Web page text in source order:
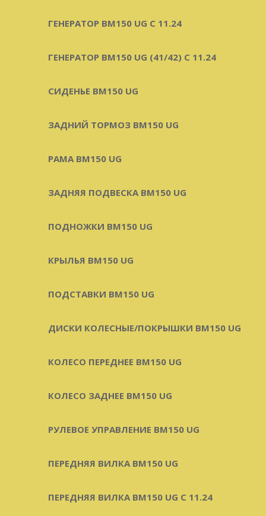
ГЕНЕРАТОР BM150 UG С 11.24
ГЕНЕРАТОР BM150 UG (41/42) С 11.24
СИДЕНЬЕ BM150 UG
ЗАДНИЙ ТОРМОЗ BM150 UG
РАМА BM150 UG
ЗАДНЯЯ ПОДВЕСКА BM150 UG
ПОДНОЖКИ BM150 UG
КРЫЛЬЯ BM150 UG
ПОДСТАВКИ BM150 UG
ДИСКИ КОЛЕСНЫЕ/ПОКРЫШКИ BM150 UG
КОЛЕСО ПЕРЕДНЕЕ BM150 UG
КОЛЕСО ЗАДНЕЕ BM150 UG
РУЛЕВОЕ УПРАВЛЕНИЕ BM150 UG
ПЕРЕДНЯЯ ВИЛКА BM150 UG
ПЕРЕДНЯЯ ВИЛКА BM150 UG С 11.24